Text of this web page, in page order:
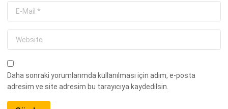
Daha sonraki yorumlarımda kullanılması için adım, e-posta
adresim ve site adresim bu tarayıcıya kaydedilsin.